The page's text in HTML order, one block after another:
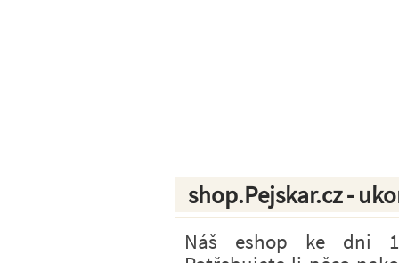
shop.Pejskar.cz -
Náš eshop ke dni